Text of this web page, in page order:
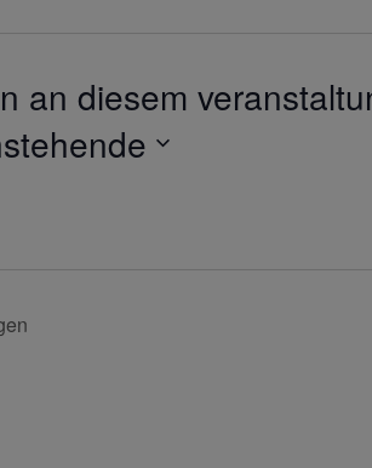
an diesem